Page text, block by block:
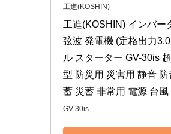
工進(KOSHIN)
工進(KOSHIN) インバー
弦波 発電機 (定格出力
ル スターター GV-30is
型 防災用 災害用 静音 防
蓄 災蓄 非常用 電源 台風
GV-30is